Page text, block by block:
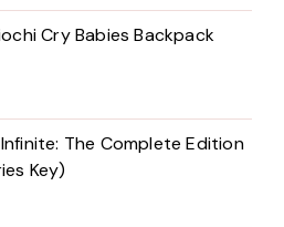
Cry Babies Backpack
The Complete Edition
Key)